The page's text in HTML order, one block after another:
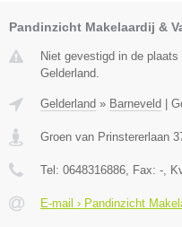
Pandinzicht Makelaardij &
Niet gevestigd in de
Gelderland.
Gelderland » Barneveld
Groen van Prinstererlaan
Tel: 0648316886, Fax: -,
E-mail › Pandinzicht